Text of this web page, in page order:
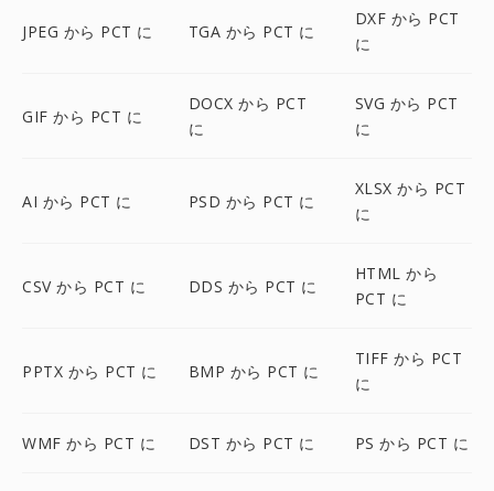
JPEG から PCT に TGA から PCT に
DXF から PCT
に
GIF から PCT に
DOCX から PCT
に
SVG から PCT
に
AI から PCT に PSD から PCT に
XLSX から PCT
に
CSV から PCT に DDS から PCT に
HTML から
PCT に
PPTX から PCT に BMP から PCT に
TIFF から PCT
に
WMF から PCT に DST から PCT に PS から PCT に